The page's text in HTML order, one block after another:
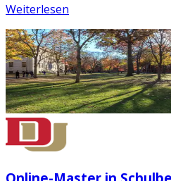
Weiterlesen